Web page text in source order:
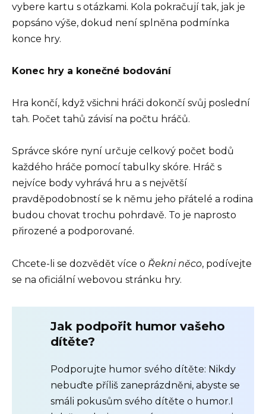
vybere kartu s otázkami. Kola pokračují tak, jak je
popsáno výše, dokud není splněna podmínka
konce hry.
Konec hry a konečné bodování
Hra končí, když všichni hráči dokončí svůj poslední
tah. Počet tahů závisí na počtu hráčů.
Správce skóre nyní určuje celkový počet bodů
každého hráče pomocí tabulky skóre. Hráč s
nejvíce body vyhrává hru a s největší
pravděpodobností se k němu jeho přátelé a rodina
budou chovat trochu pohrdavě. To je naprosto
přirozené a podporované.
Chcete-li se dozvědět více o Řekni něco, podívejte
se na oficiální webovou stránku hry.
Jak podpořit humor vašeho
dítěte?
Podporujte humor svého dítěte: Nikdy
nebuďte příliš zaneprázdněni, abyste se
smáli pokusům svého dítěte o humor.I